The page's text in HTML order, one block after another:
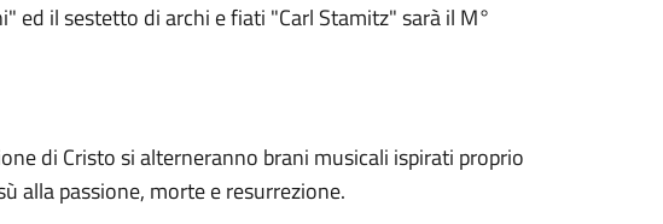
ed il sestetto di archi e fiati "Carl Stamitz" sarà il M°
di Cristo si alterneranno brani musicali ispirati proprio
alla passione, morte e resurrezione.